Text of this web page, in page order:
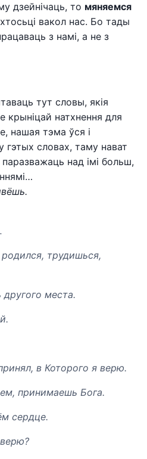
дзейнічаць, то мяняемся
вакол нас. Бо тады
з намі, а не з
тут словы, якія
крыніцай натхнення для
нашая тэма ўся і
гэтых словах, таму нават
над імі больш,
трудишься,
места.
в Которого я верю.
принимаешь Бога.
сердце.